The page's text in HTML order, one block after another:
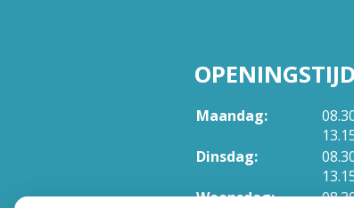
Maandag:
Dinsdag:
Woensdag: